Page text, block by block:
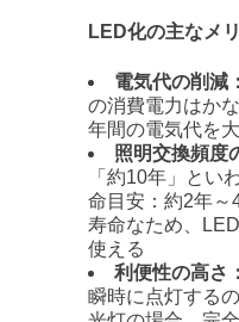
LED化の主なメ
電気代の削減：
の消費電力はか
年間の電気代を
照明交換頻度
「約10年」とい
命目安：約2年～
寿命なため、
使える
利便性の高さ：
瞬時に点灯する